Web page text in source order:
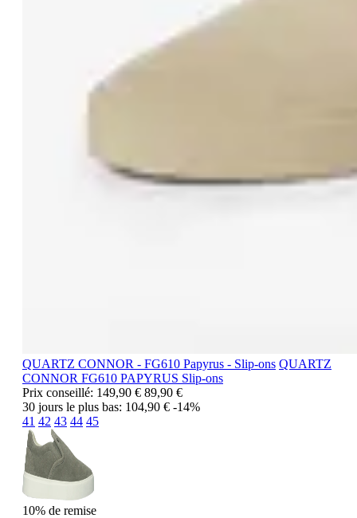
QUARTZ CONNOR - FG610 Papyrus - Slip-ons QUARTZ
CONNOR FG610 PAPYRUS Slip-ons
Prix conseillé: 149,90 € 89,90 €
30 jours le plus bas: 104,90 € -14%
41 42 43 44 45
10% de remise